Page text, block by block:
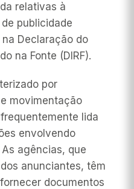
relativas à
publicidade
Declaração do
na Fonte (DIRF).
por
movimentação
lida
envolvendo
agências, que
anunciantes, têm
documentos